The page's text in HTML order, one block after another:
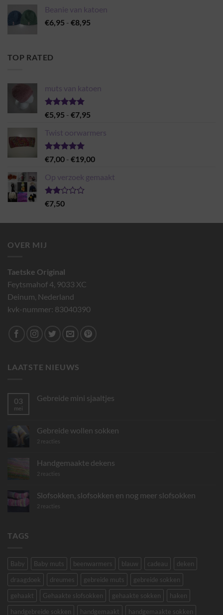
Beanie van katoen
€6,95 - €8,95
TOP RATED
muts van katoen
Gewaardeerd
5.00
€5,95 - €7,95
tot
Twist oorwarmers
Gewaardeerd
5.00
€7,00 - €19,00Prijsklasse:
tot
Op verzoek gemaakt
Gewaardeerd
2.00
€7,50
OVER MIJ
Taetske Original
Feytsmahof 4, 9033 XC
Deinum, Nederland
kvk-nummer: 83040390
LAATSTE NIEUWS
03
mei
Gebreide mini sjaaltjes
Gebreide
mini
sjaaltjes
Gebreide wollen sokken
2 reacties
Handgemaakte dekens
2 reacties
Slofsokken, slofsokken en nog meer slofsokken
2 reacties
TAGS
Baby Baby muts beenwarmers blauw cadeau
deken
draagdoek
dreumes gebreide muts
gebreide sokken
gehaakt
Gehaakte slofsokken gehaakte sokken
haken
handgebreide sokken
handgemaakt handgemaakte sokken